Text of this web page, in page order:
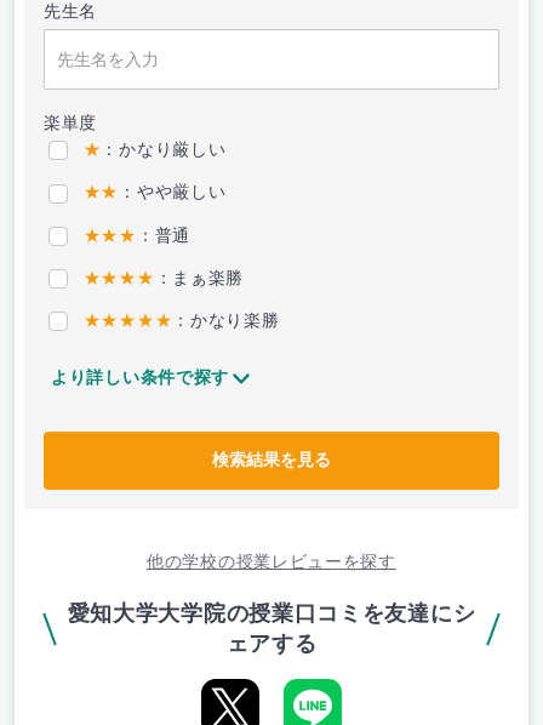
先生名
楽単度
★ ：かなり厳しい
★★ ：やや厳しい
★★★ ：普通
★★★★ ：まぁ楽勝
★★★★★ ：かなり楽勝
より詳しい条件で探す
検索結果を見る
他の学校の授業レビューを探す
愛知大学大学院の授業口コミを友達にシ
ェアする